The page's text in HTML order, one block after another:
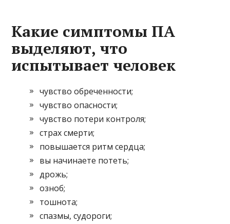
Какие симптомы ПА
выделяют, что
испытывает человек
чувство обреченности;
чувство опасности;
чувство потери контроля;
страх смерти;
повышается ритм сердца;
вы начинаете потеть;
дрожь;
озноб;
тошнота;
спазмы, судороги;